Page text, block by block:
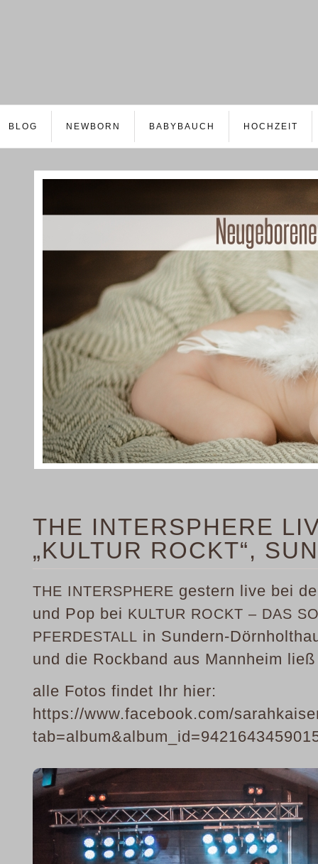
BLOG NEWBORN BABYBAUCH HOCHZEIT
THE INTERSPHERE
„KULTUR ROCKT“,
THE INTERSPHERE gestern live bei
und Pop bei KULTUR ROCKT – DAS
PFERDESTALL in Sundern-
und die Rockband aus Mannheim
alle Fotos findet Ihr hier:
https://www.facebook.com/